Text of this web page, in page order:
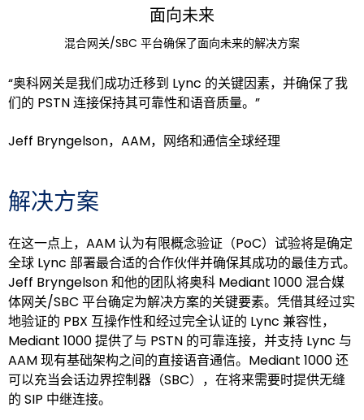
面向未来
混合网关/SBC 平台确保了面向未来的解决方案
“奥科网关是我们成功迁移到 Lync 的关键因素，并确保了我
们的 PSTN 连接保持其可靠性和语音质量。”
Jeff Bryngelson，AAM，网络和通信全球经理
解决方案
在这一点上，AAM 认为有限概念验证（PoC）试验将是确定
全球 Lync 部署最合适的合作伙伴并确保其成功的最佳方式。
Jeff Bryngelson 和他的团队将奥科 Mediant 1000 混合媒
体网关/SBC 平台确定为解决方案的关键要素。凭借其经过实
地验证的 PBX 互操作性和经过完全认证的 Lync 兼容性，
Mediant 1000 提供了与 PSTN 的可靠连接，并支持 Lync 与
AAM 现有基础架构之间的直接语音通信。Mediant 1000 还
可以充当会话边界控制器（SBC），在将来需要时提供无缝
的 SIP 中继连接。